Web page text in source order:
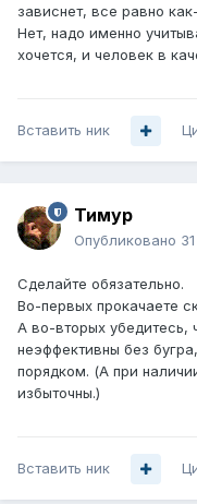
зависнет, все равно
Нет, надо именно
хочется, и человек в
Вставить ник
Тимур
Опубликовано
Сделайте обязательно.
Во-первых прокачаете
А во-вторых убедитесь,
неэффективны без
порядком. (А при
избыточны.)
Вставить ник